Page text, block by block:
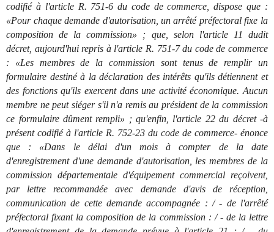
codifié à l'article R. 751-6 du code de commerce, dispose que :
«Pour chaque demande d'autorisation, un arrêté préfectoral fixe la
composition de la commission» ; que, selon l'article 11 dudit
décret, aujourd'hui repris à l'article R. 751-7 du code de commerce
: «Les membres de la commission sont tenus de remplir un
formulaire destiné à la déclaration des intérêts qu'ils détiennent et
des fonctions qu'ils exercent dans une activité économique. Aucun
membre ne peut siéger s'il n'a remis au président de la commission
ce formulaire dûment rempli» ; qu'enfin, l'article 22 du décret -à
présent codifié à l'article R. 752-23 du code de commerce- énonce
que : «Dans le délai d'un mois à compter de la date
d'enregistrement d'une demande d'autorisation, les membres de la
commission départementale d'équipement commercial reçoivent,
par lettre recommandée avec demande d'avis de réception,
communication de cette demande accompagnée : / - de l'arrêté
préfectoral fixant la composition de la commission : / - de la lettre